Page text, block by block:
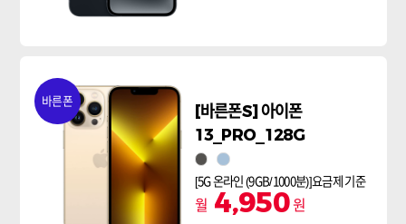
바른폰
[바른폰S] 아이폰
13_PRO_128G
그래파이트시에라 블루
[5G 온라인 (9GB/1000분)]요금제 기준
월 4,950원